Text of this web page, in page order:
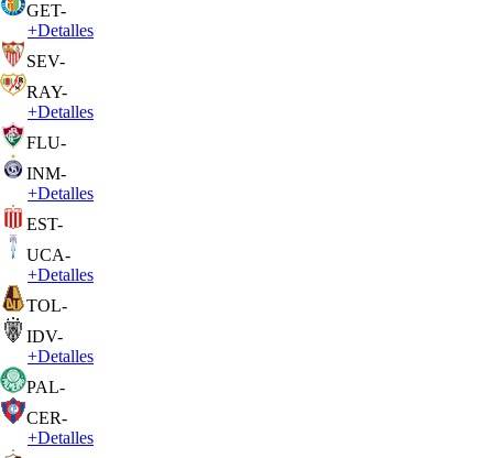
GET-
+Detalles
SEV-
RAY-
+Detalles
FLU-
INM-
+Detalles
EST-
UCA-
+Detalles
TOL-
IDV-
+Detalles
PAL-
CER-
+Detalles